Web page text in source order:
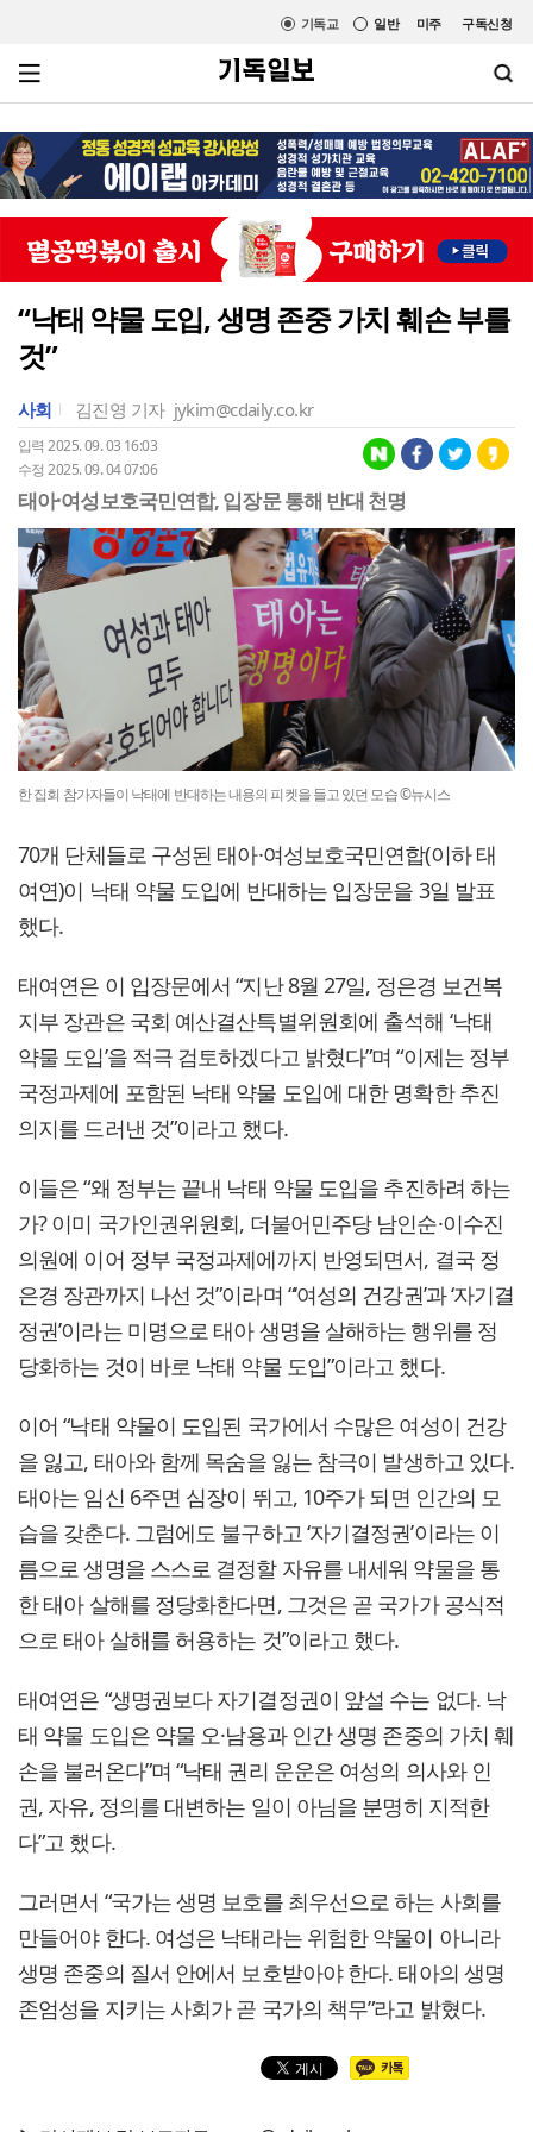
미주 구독신청
일반
기독교
“낙태 약물 도입, 생명 존중 가치 훼손 부를
것”
사회 김진영 기자 jykim@cdaily.co.kr
입력 2025. 09. 03 16:03
수정 2025. 09. 04 07:06
태아·여성보호국민연합, 입장문 통해 반대 천명
한 집회 참가자들이 낙태에 반대하는 내용의 피켓을 들고 있던 모습 ©뉴시스
70개 단체들로 구성된 태아·여성보호국민연합(이하 태
여연)이 낙태 약물 도입에 반대하는 입장문을 3일 발표
했다.
태여연은 이 입장문에서 “지난 8월 27일, 정은경 보건복
지부 장관은 국회 예산결산특별위원회에 출석해 ‘낙태
약물 도입’을 적극 검토하겠다고 밝혔다”며 “이제는 정부
국정과제에 포함된 낙태 약물 도입에 대한 명확한 추진
의지를 드러낸 것”이라고 했다.
이들은 “왜 정부는 끝내 낙태 약물 도입을 추진하려 하는
가? 이미 국가인권위원회, 더불어민주당 남인순·이수진
의원에 이어 정부 국정과제에까지 반영되면서, 결국 정
은경 장관까지 나선 것”이라며 “‘여성의 건강권’과 ‘자기결
정권’이라는 미명으로 태아 생명을 살해하는 행위를 정
당화하는 것이 바로 낙태 약물 도입”이라고 했다.
이어 “낙태 약물이 도입된 국가에서 수많은 여성이 건강
을 잃고, 태아와 함께 목숨을 잃는 참극이 발생하고 있다.
태아는 임신 6주면 심장이 뛰고, 10주가 되면 인간의 모
습을 갖춘다. 그럼에도 불구하고 ‘자기결정권’이라는 이
름으로 생명을 스스로 결정할 자유를 내세워 약물을 통
한 태아 살해를 정당화한다면, 그것은 곧 국가가 공식적
으로 태아 살해를 허용하는 것”이라고 했다.
태여연은 “생명권보다 자기결정권이 앞설 수는 없다. 낙
태 약물 도입은 약물 오·남용과 인간 생명 존중의 가치 훼
손을 불러온다”며 “낙태 권리 운운은 여성의 의사와 인
권, 자유, 정의를 대변하는 일이 아님을 분명히 지적한
다”고 했다.
그러면서 “국가는 생명 보호를 최우선으로 하는 사회를
만들어야 한다. 여성은 낙태라는 위험한 약물이 아니라
생명 존중의 질서 안에서 보호받아야 한다. 태아의 생명
존엄성을 지키는 사회가 곧 국가의 책무”라고 밝혔다.